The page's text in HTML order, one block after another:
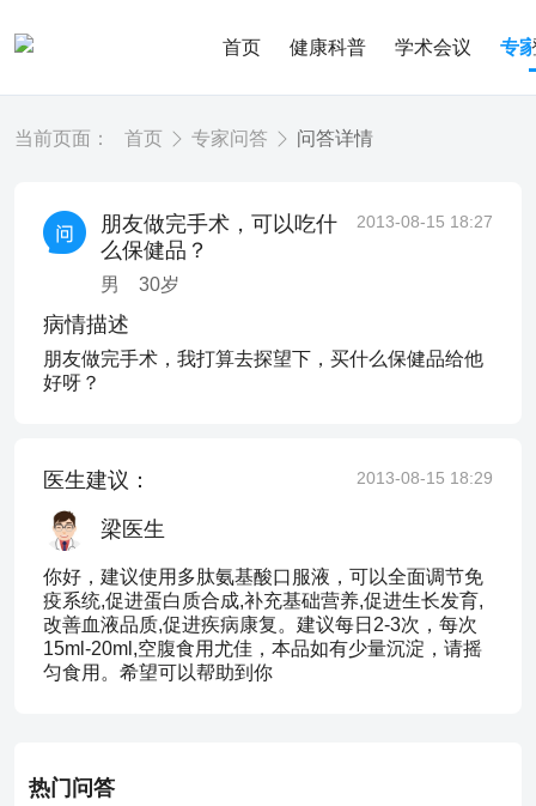
首页 健康科普 学术会议 专
当前页面： 首页 专家问答 问答详情
朋友做完手术，可以吃什
么保健品？
男 30岁
2013-08-15 18:27
病情描述
朋友做完手术，我打算去探望下，买什么保健品给他
好呀？
医生建议： 2013-08-15 18:29
梁医生
你好，建议使用多肽氨基酸口服液，可以全面调节免
疫系统,促进蛋白质合成,补充基础营养,促进生长发育,
改善血液品质,促进疾病康复。建议每日2-3次，每次
15ml-20ml,空腹食用尤佳，本品如有少量沉淀，请摇
匀食用。希望可以帮助到你
热门问答